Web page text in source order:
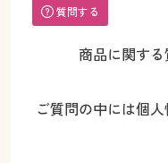
質問する
商品に関する
ご質問の中には個